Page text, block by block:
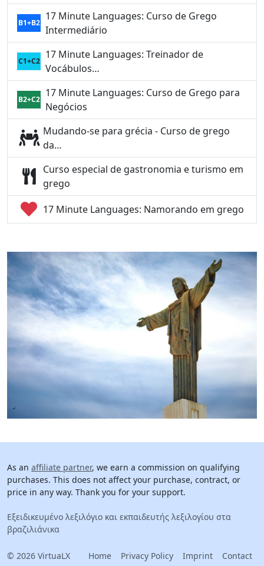
B1+B2
17 Minute Languages: Curso de Grego
Intermediário
C1+C2
17 Minute Languages: Treinador de
Vocábulos…
B2+C2
17 Minute Languages: Curso de Grego para
Negócios
Mudando-se para grécia - Curso de grego
da…
Curso especial de gastronomia e turismo em
grego
17 Minute Languages: Namorando em grego
As an affiliate partner, we earn a commission on qualifying
purchases. This does not affect your purchase, contract, or
price in any way. Thank you for your support.
Εξειδικευμένο λεξιλόγιο και εκπαιδευτής λεξιλογίου στα
βραζιλιάνικα
© 2026 VirtuaLX Home Privacy Policy Imprint Contact